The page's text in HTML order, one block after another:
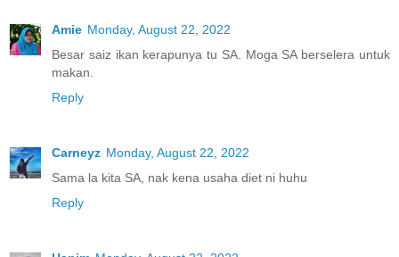
Amie Monday, August 22, 2022
Besar saiz ikan kerapunya tu SA. Moga SA berselera untuk
makan.
Reply
Carneyz Monday, August 22, 2022
Sama la kita SA, nak kena usaha diet ni huhu
Reply